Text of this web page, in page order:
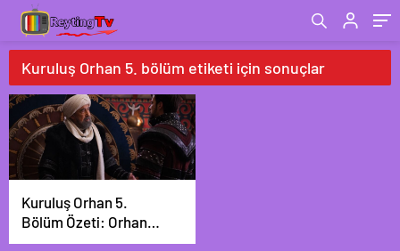
Kuruluş Orhan 5. bölüm etiketi için sonuçlar
Kuruluş Orhan 5.
Bölüm Özeti: Orhan
Bey Yeni Dönemin